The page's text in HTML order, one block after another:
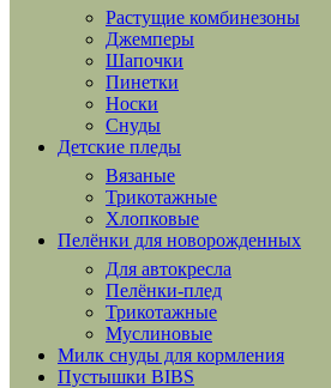
Растущие комбинезоны
Джемперы
Шапочки
Пинетки
Носки
Снуды
Детские пледы
Вязаные
Трикотажные
Хлопковые
Пелёнки для новорожденных
Для автокресла
Пелёнки-плед
Трикотажные
Муслиновые
Милк снуды для кормления
Пустышки BIBS